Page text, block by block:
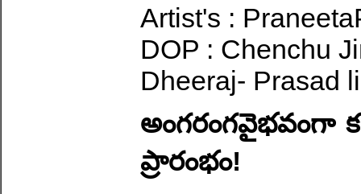
Artist's :
DOP : Chenchu
Dheeraj- Prasad
అంగరంగవైభవంగా
ప్రారంభం!